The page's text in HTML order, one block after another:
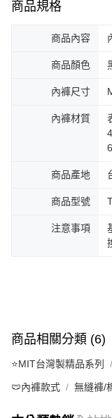
商品規格
商品內容
商品顏色
內褲尺寸
內褲材質
商品產地
商品型號
注意事項
商品相關分類 (6)
⭐MIT台灣製精品系列
🩲內褲款式 無縫褲/